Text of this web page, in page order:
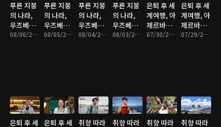
푸른 지붕
의 나라,
우즈베키
스탄 - 4부
08/06/2026 • 46분
푸른 지붕
의 나라,
우즈베키
스탄 - 3부
08/05/2026 • 46분
푸른 지붕
의 나라,
우즈베키
스탄 - 2부
08/04/2026 • 46분
푸른 지붕
의 나라,
우즈베키
스탄 - 1부
08/03/2026 • 46분
은퇴 후 세
계여행, 아
제르바이
잔 - 4부07/30/2026 • 47분
은퇴 후 세
계여행, 아
제르바이
잔 - 3부07/29/2026 • 47분
은퇴 후 세
은퇴 후 세
취향 따라
취향 따라
취향 따라
취향 따라